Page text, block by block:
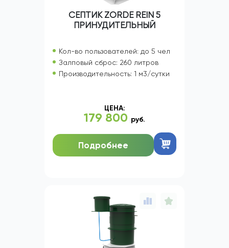
СЕПТИК ZORDE REIN 5
ПРИНУДИТЕЛЬНЫЙ
Кол-во пользователей: до 5 чел
Залповый сброс: 260 литров
Производительность: 1 м3/сутки
ЦЕНА:
179 800 руб.
Подробнее